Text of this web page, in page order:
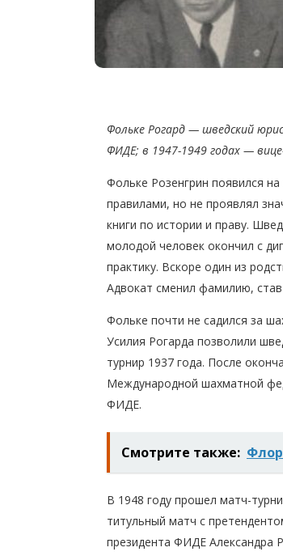
Фольке Рогард — шведский
ФИДЕ; в 1947-1949 годах —
Фольке Розенгрин появился
правилами, но не проявлял
книги по истории и праву.
молодой человек окончил с
практику. Вскоре один из
Адвокат сменил фамилию,
Фольке почти не садился за
Усилия Рогарда позволили
турнир 1937 года. После
Международной шахматной
ФИДЕ.
Смотрите также:
В 1948 году прошел матч-
титульный матч с
президента ФИДЕ Александра